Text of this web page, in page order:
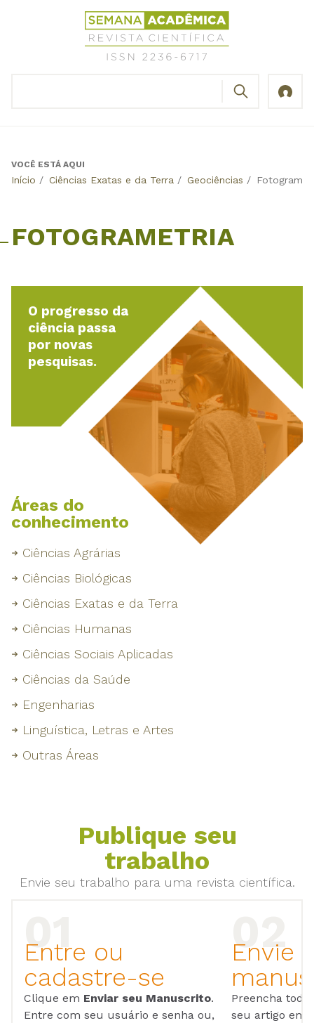
Revista
Científica
Semana
Back
VOCÊ ESTÁ AQUI
Início / Ciências Exatas e da Terra / Geociências /
FOTOGRAMETRIA
O progresso da
ciência passa
por novas
pesquisas.
Áreas do
conhecimento
Ciências Agrárias
Ciências Biológicas
Ciências Exatas e da Terra
Ciências Humanas
Ciências Sociais Aplicadas
Ciências da Saúde
Engenharias
Linguística, Letras e Artes
Outras Áreas
Publique seu
trabalho
Envie seu trabalho para uma revista científica.
Entre ou
cadastre-se
Clique em Enviar seu Manuscrito.
Entre com seu usuário e senha ou,
Envie
Preencha
seu artigo em